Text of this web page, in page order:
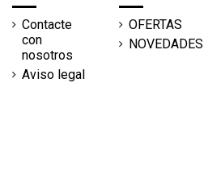
Contacte
con
nosotros
Aviso legal
OFERTAS
NOVEDADES